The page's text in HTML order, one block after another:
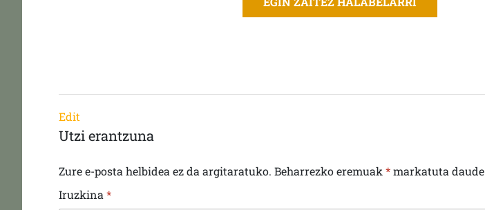
Edit
Utzi erantzuna
Zure e-posta helbidea ez da argitaratuko. Beharrezko eremuak*markatuta daude
Iruzkina*